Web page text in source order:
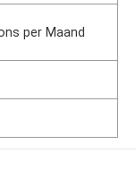
per Maand